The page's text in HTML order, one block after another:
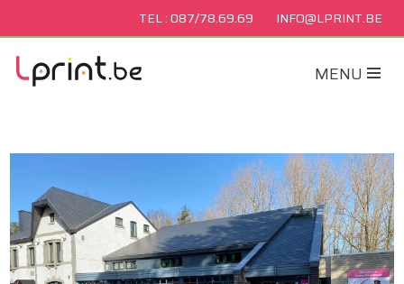
INFO@LPRINT.BE
TEL : 087/78.69.69
MENU